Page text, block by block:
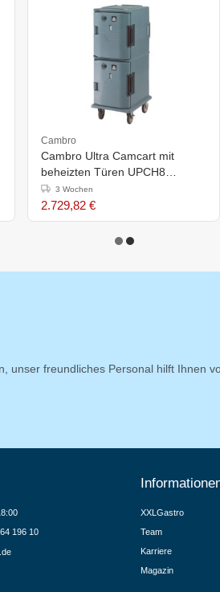
Cambro
Cambro Ultra Camcart mit
beheizten Türen UPCH8
Schieferblau
3 Wochen
2.729,82 €
unser freundliches Personal hilft Ihnen
196 10
XXLGastro
Team
Karriere
Magazin